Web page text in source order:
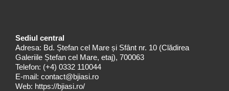
Sediul central
Adresa: Bd. Ștefan cel Mare și Sfânt nr. 10 (Clădirea
Galeriile Ștefan cel Mare, etaj), 700063
Telefon: (+4) 0332 110044
E-mail: contact@bjiasi.ro
Web: https://bjiasi.ro/